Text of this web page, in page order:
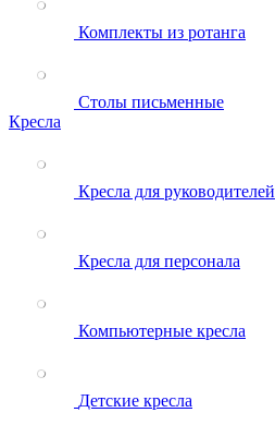
Комплекты из ротанга
Столы письменные
Кресла
Кресла для руководителей
Кресла для персонала
Компьютерные кресла
Детские кресла